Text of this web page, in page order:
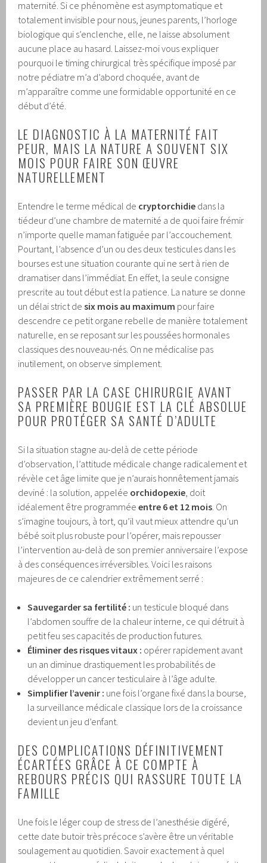
maternité. Si ce phénomène est asymptomatique et
totalement invisible pour nous, jeunes parents, l’horloge
biologique qui s’enclenche, elle, ne laisse absolument
aucune place au hasard. Laissez-moi vous expliquer
pourquoi le timing chirurgical très spécifique imposé par
notre pédiatre m’a d’abord choquée, avant de
m’apparaître comme une formidable opportunité en ce
début d’été.
LE DIAGNOSTIC À LA MATERNITÉ FAIT
PEUR, MAIS LA NATURE A SOUVENT SIX
MOIS POUR FAIRE SON ŒUVRE
NATURELLEMENT
Entendre le terme médical de cryptorchidie dans la
tiédeur d’une chambre de maternité a de quoi faire frémir
n’importe quelle maman fatiguée par l’accouchement.
Pourtant, l’absence d’un ou des deux testicules dans les
bourses est une situation courante qui ne sert à rien de
dramatiser dans l’immédiat. En effet, la seule consigne
prescrite au tout début est la patience. La nature se donne
un délai strict desix mois au maximum pour faire
descendre ce petit organe rebelle de manière totalement
naturelle, en se reposant sur les poussées hormonales
classiques des nouveau-nés. On ne médicalise pas
inutilement, on observe simplement.
PASSER PAR LA CASE CHIRURGIE AVANT
SA PREMIÈRE BOUGIE EST LA CLÉ ABSOLUE
POUR PROTÉGER SA SANTÉ D’ADULTE
Si la situation stagne au-delà de cette période
d’observation, l’attitude médicale change radicalement et
révèle cet âge limite que je n’aurais honnêtement jamais
deviné : la solution, appelée orchidopexie , doit
idéalement être programméeentre 6 et 12 mois . On
s’imagine toujours, à tort, qu’il vaut mieux attendre qu’un
bébé soit plus robuste pour l’opérer, mais repousser
l’intervention au-delà de son premier anniversaire l’expose
à des conséquences irréversibles. Voici les raisons
majeures de ce calendrier extrêmement serré :
Sauvegarder sa fertilité : un testicule bloqué dans
l’abdomen souffre de la chaleur interne, ce qui détruit à
petit feu ses capacités de production futures.
Éliminer des risques vitaux : opérer rapidement avant
un an diminue drastiquement les probabilités de
développer un cancer testiculaire à l’âge adulte.
Simplifier l’avenir : une fois l’organe fixé dans la bourse,
la surveillance médicale classique lors de la croissance
devient un jeu d’enfant.
DES COMPLICATIONS DÉFINITIVEMENT
ÉCARTÉES GRÂCE À CE COMPTE À
REBOURS PRÉCIS QUI RASSURE TOUTE LA
FAMILLE
Une fois le léger coup de stress de l’anesthésie digéré,
cette date butoir très précoce s’avère être un véritable
soulagement au quotidien. Savoir exactement à quel